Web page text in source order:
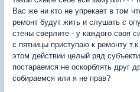
Вас же ни кто не упрекает в том
ремонт будут жить и слушать с
стены сверлите - у каждого своя
с пятницы приступаю к ремонту
этом действии целый ряд
постараемся не оскорблять друг
собираемся или я не прав?